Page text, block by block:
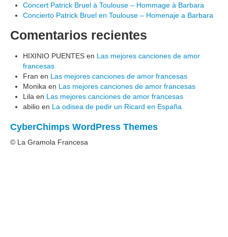
Concert Patrick Bruel à Toulouse – Hommage à Barbara
Concierto Patrick Bruel en Toulouse – Homenaje a Barbara
Comentarios recientes
HIXINIO PUENTES en Las mejores canciones de amor
francesas
Fran en Las mejores canciones de amor francesas
Monika en Las mejores canciones de amor francesas
Lila en Las mejores canciones de amor francesas
abilio en La odisea de pedir un Ricard en España
CyberChimps WordPress Themes
© La Gramola Francesa